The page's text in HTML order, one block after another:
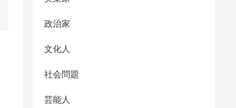
政治家
文化人
社会問題
芸能人